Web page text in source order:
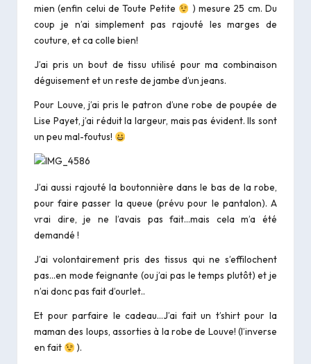
mien (enfin celui de Toute Petite
) mesure 25 cm. Du
coup je n’ai simplement pas rajouté les marges de
couture, et ca colle bien!
J’ai pris un bout de tissu utilisé pour ma combinaison
déguisement et un reste de jambe d’un jeans.
Pour Louve, j’ai pris le patron d’une robe de poupée de
Lise Payet, j’ai réduit la largeur, mais pas évident. Ils sont
un peu mal-foutus!
J’ai aussi rajouté la boutonnière dans le bas de la robe,
pour faire passer la queue (prévu pour le pantalon). A
vrai dire, je ne l’avais pas fait…mais cela m’a été
demandé !
J’ai volontairement pris des tissus qui ne s’effilochent
pas…en mode feignante (ou j’ai pas le temps plutôt) et je
n’ai donc pas fait d’ourlet..
Et pour parfaire le cadeau…J’ai fait un t’shirt pour la
maman des loups, assorties à la robe de Louve! (l’inverse
en fait
).